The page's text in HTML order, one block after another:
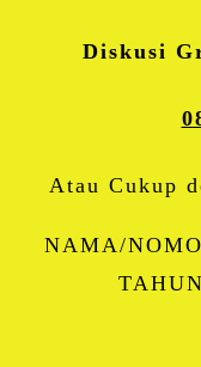
Diskusi
Atau Cukup
NAMA/